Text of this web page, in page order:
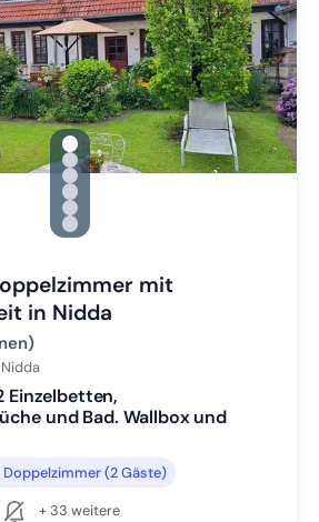
gallery.slide_selector
Zu Slide 1 wechseln
Zu Slide 2 wechseln
Zu Slide 3 wechseln
Zu Slide 4 wechseln
Zu Slide 5 wechseln
Zu Slide 6 wechseln
mit
in Nidda
Nidda
Einzelbetten,
und Bad. Wallbox und
Doppelzimmer (2 Gäste)
+ 33 weitere